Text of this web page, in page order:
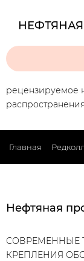
рецензируемое
распространения
Главная
Нефтяная
СОВРЕМЕННЫЕ
КРЕПЛЕНИЯ